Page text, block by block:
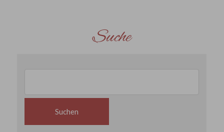
Suche